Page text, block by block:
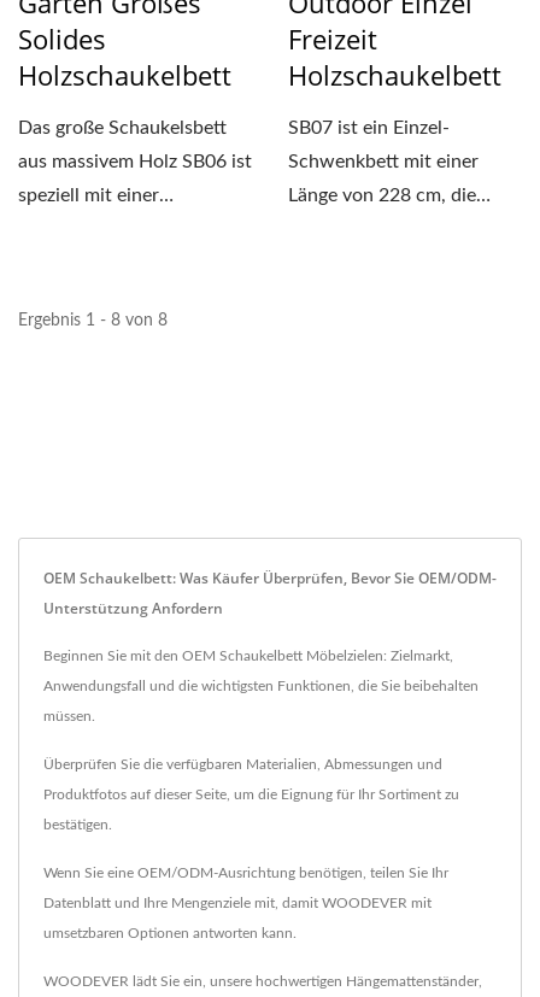
Solides
Holzschaukelbett
Das große Schaukelsbett
aus massivem Holz SB06 ist
speziell mit einer
Freizeit
Holzschaukelbett
SB07 ist ein Einzel-
Schwenkbett mit einer
Länge von 228 cm, die
Ergebnis 1 - 8 von 8
OEM Schaukelbett: Was Käufer Überprüfen, Bevor Sie OEM/ODM-
Unterstützung Anfordern
Beginnen Sie mit den OEM Schaukelbett Möbelzielen: Zielmarkt,
Anwendungsfall und die wichtigsten Funktionen, die Sie beibehalten
müssen.
Überprüfen Sie die verfügbaren Materialien, Abmessungen und
Produktfotos auf dieser Seite, um die Eignung für Ihr Sortiment zu
bestätigen.
Wenn Sie eine OEM/ODM-Ausrichtung benötigen, teilen Sie Ihr
Datenblatt und Ihre Mengenziele mit, damit WOODEVER mit
umsetzbaren Optionen antworten kann.
WOODEVER lädt Sie ein, unsere hochwertigen Hängemattenständer,